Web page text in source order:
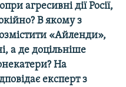
агресивні дії Росії,
В якому з
«Айленди»,
а де доцільніше
На
експерт з